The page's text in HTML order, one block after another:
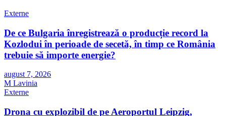
Externe
De ce Bulgaria înregistrează o producție record la
Kozlodui în perioade de secetă, în timp ce România
trebuie să importe energie?
august 7, 2026
M Lavinia
Externe
Drona cu explozibil de pe Aeroportul Leipzig,